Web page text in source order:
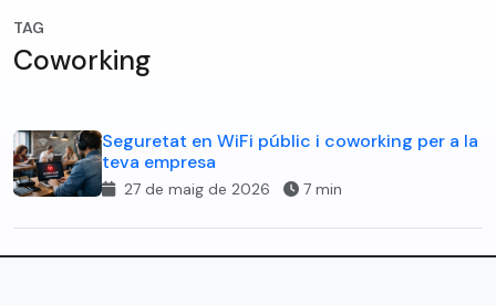
TAG
Coworking
Seguretat en WiFi públic i coworking per a la
teva empresa
27 de maig de 2026 7 min